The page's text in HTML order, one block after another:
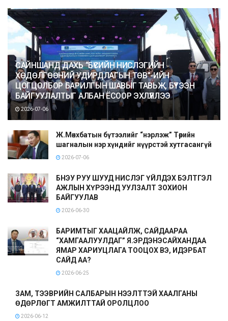
САЙНШАНД ДАХЬ “БҮСИЙН НИСЛЭГИЙН
ХӨДӨЛГӨӨНИЙ УДИРДЛАГЫН ТӨВ”-ИЙН
ЦОГЦОЛБОР БАРИЛГЫН ШАВЫГ ТАВЬЖ, БҮТЭЭН
БАЙГУУЛАЛТЫГ АЛБАН ЁСООР ЭХЛҮҮЛЛЭЭ
2026-07-06
Ж.Мөнхбатын бүтээлийг “нэрлэж” Төрийн
шагналын нэр хүндийг нүүрстэй хутгасангүй
2026-07-06
БНЭУ РУУ ШУУД НИСЛЭГ ҮЙЛДЭХ БЭЛТГЭЛ
АЖЛЫН ХҮРЭЭНД УУЛЗАЛТ ЗОХИОН
БАЙГУУЛАВ
2026-06-30
БАРИМТЫГ ХААЦАЙЛЖ, САЙДААРАА
“ХАМГААЛУУЛДАГ” Я.ЭРДЭНЭСАЙХАНДАА
ЯМАР ХАРИУЦЛАГА ТООЦОХ ВЭ, ИДЭРБАТ
САЙД АА?
2026-06-25
ЗАМ, ТЭЭВРИЙН САЛБАРЫН НЭЭЛТТЭЙ ХААЛГАНЫ
ӨДӨРЛӨГТ АМЖИЛТТАЙ ОРОЛЦЛОО
2026-06-12